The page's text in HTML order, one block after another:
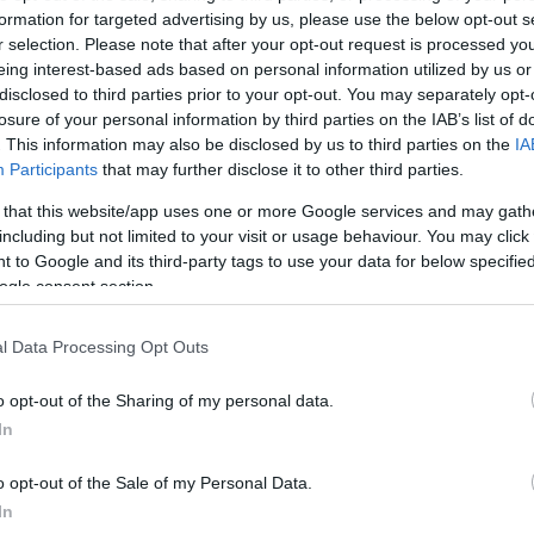
for targeted advertising by us, please use the below opt-out
selection. Please note that after your opt-out request is processed
interest-based ads based on personal information utilized by us
to third parties prior to your opt-out. You may separately
of your personal information by third parties on the IAB’s list of
This information may also be disclosed by us to third parties on the
Participants that may further disclose it to other third parties.
that this website/app uses one or more Google services and may
but not limited to your visit or usage behaviour. You may
to Google and its third-party tags to use your data for below
consent section.
Data Processing Opt Outs
opt-out of the Sharing of my personal data.
opt-out of the Sale of my Personal Data.
τζιχαντιστική οργάνωση Ισλαμικό Κράτος (ΙΚ).
ευθύνης για την επίθεση από το Ισλαμικό
τη χώρα μας, αποφασίσαμε να αυξήσουμε στο
του σχεδίου Vigipirate: επικείμενη επίθεση»,
πλατφόρμα Χ (πρώην Twitter), μετά το τέλος του
στο Ελιζέ.
de Moscou, un Conseil de Défense et de
la revendication de l’attentat par l’état islamique et
sur notre pays, nous avons décidé de…
(@GabrielAttal)March 24, 2024